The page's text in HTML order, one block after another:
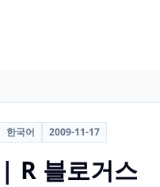
한국어 2009-11-17
R 블로거스